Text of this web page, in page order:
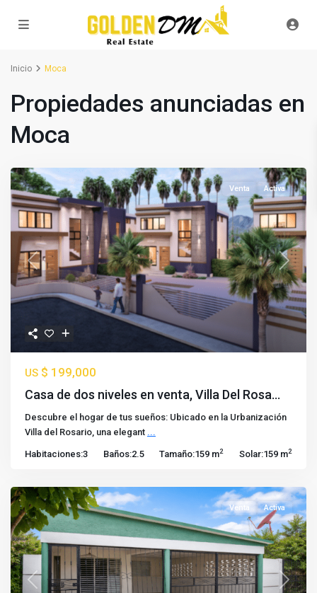
Inicio Moca
Propiedades anunciadas en
Moca
Previous Next
Venta Activa
US $ 199,000
Casa de dos niveles en venta, Villa Del Rosa...
Descubre el hogar de tus sueños: Ubicado en la Urbanización
Villa del Rosario, una elegant ...
Habitaciones:3 Baños:2.5 Tamaño:159 m2 Solar:159 m2
Previous Next
Venta Activa